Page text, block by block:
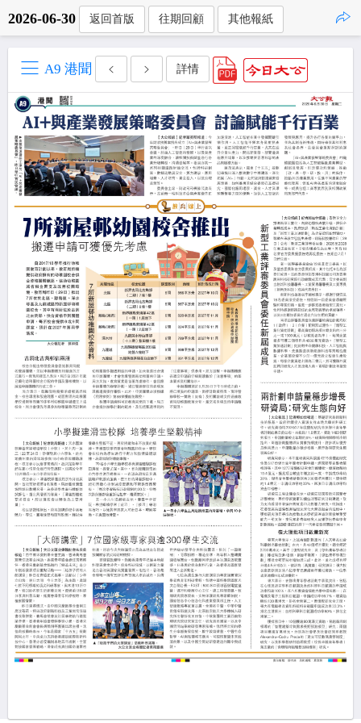
2026-06-30 返回首版 往期回顧 其他報紙
A9 港聞 詳情